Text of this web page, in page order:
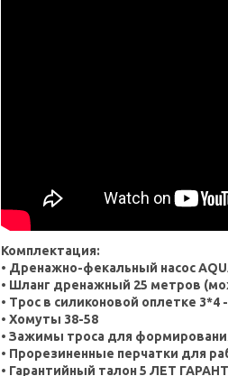
Комплектация:
• Дренажно-фекальный насос
• Шланг дренажный 25 метров
• Трос в силиконовой оплетке 3*4
• Хомуты 38-58
• Зажимы троса для
• Прорезиненные перчатки для
• Гарантийный талон 5 ЛЕТ